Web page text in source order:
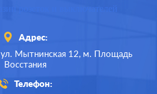
Адрес:
ул. Мытнинская 12, м. Площадь
Восстания
Телефон: